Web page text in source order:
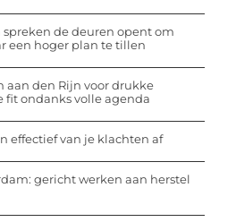
spreken de deuren opent om
een hoger plan te tillen
aan den Rijn voor drukke
fit ondanks volle agenda
effectief van je klachten af
gericht werken aan herstel